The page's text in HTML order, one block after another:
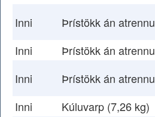
Inni Þrístökk án atrennu
Inni
Þrístökk án atrennu
Inni
Þrístökk án atrennu
Inni
Kúluvarp (7,26 kg)